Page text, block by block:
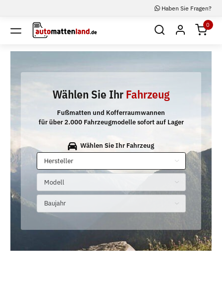
Haben Sie Fragen?
0
Wählen Sie Ihr Fahrzeug
Fußmatten und Kofferraumwannen
für über 2.000 Fahrzeugmodelle sofort auf Lager
Wählen Sie Ihr Fahrzeug
Bitte auswählen
Bitte auswählen